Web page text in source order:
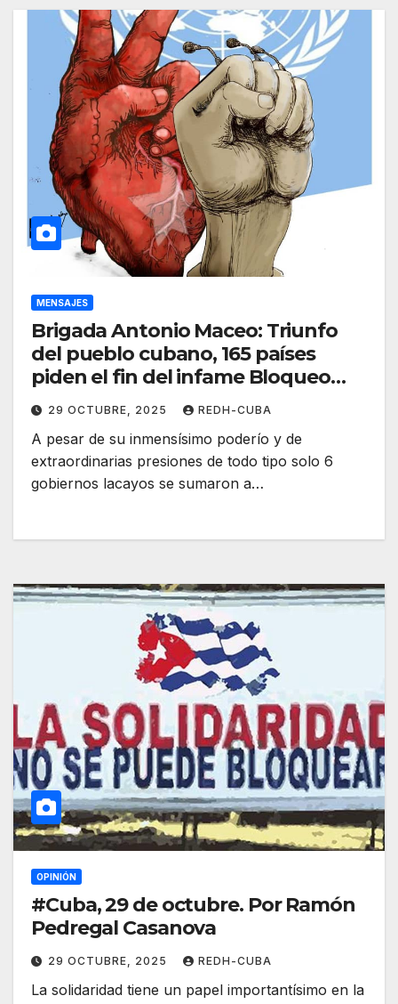
MENSAJES
Brigada Antonio Maceo: Triunfo
del pueblo cubano, 165 países
piden el fin del infame Bloqueo
contra #Cuba
29 OCTUBRE, 2025 REDH-CUBA
A pesar de su inmensísimo poderío y de
extraordinarias presiones de todo tipo solo 6
gobiernos lacayos se sumaron a…
OPINIÓN
#Cuba, 29 de octubre. Por Ramón
Pedregal Casanova
29 OCTUBRE, 2025 REDH-CUBA
La solidaridad tiene un papel importantísimo en la